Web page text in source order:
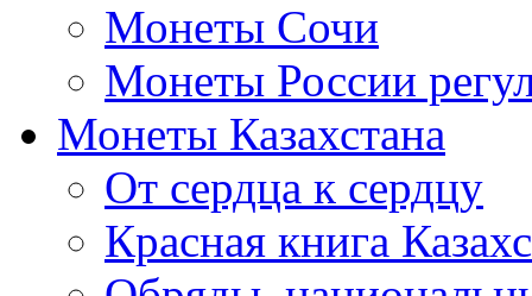
Монеты Сочи
Монеты России
Монеты Казахстана
От сердца к сердцу
Красная книга